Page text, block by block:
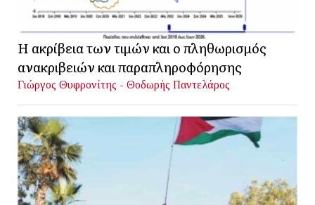
Η ακρίβεια των τιμών και ο πληθωρισμός
ανακριβειών και παραπληροφόρησης
Γιώργος Θυφρονίτης - Θοδωρής Παντελάρος